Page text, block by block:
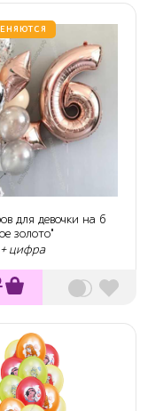
для девочки на 6
золото"
цифра